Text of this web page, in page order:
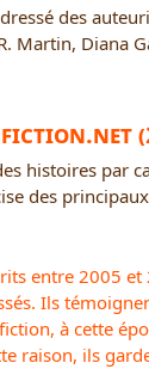
des
Martin, Diana
histoires par
des
entre 2005
Ils
à cette
raison, ils